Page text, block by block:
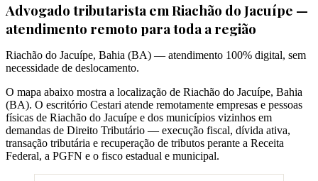
Advogado tributarista emRiachão do Jacuípe —
atendimento remoto para toda a região
Riachão do Jacuípe, Bahia (BA) — atendimento 100% digital, sem
necessidade de deslocamento.
O mapa abaixo mostra a localização de Riachão do Jacuípe, Bahia
(BA). O escritório Cestari atende remotamente empresas e pessoas
físicas de Riachão do Jacuípe e dos municípios vizinhos em
demandas de Direito Tributário — execução fiscal, dívida ativa,
transação tributária e recuperação de tributos perante a Receita
Federal, a PGFN e o fisco estadual e municipal.